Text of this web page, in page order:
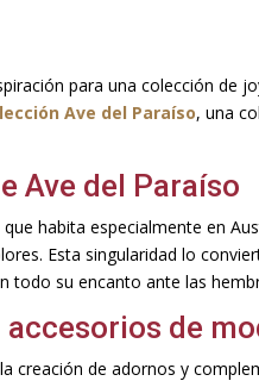
para una colección de
Ave del Paraíso, una
Ave del Paraíso
habita especialmente en
Esta singularidad lo
todo su encanto ante las
accesorios de
creación de adornos y